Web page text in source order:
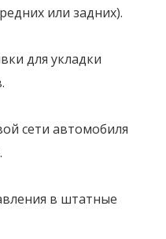
или задних).
для укладки
сети автомобиля
в штатные